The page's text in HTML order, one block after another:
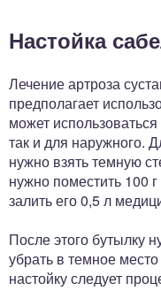
Настойка
Лечение артроза
предполагает
может
так и для наружного.
нужно взять темную
нужно поместить 100
залить его 0,5 л
После этого бутылку
убрать в темное
настойку следует